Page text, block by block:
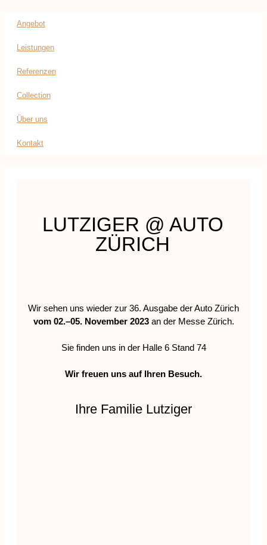
Angebot
Leistungen
Referenzen
Collection
Über uns
Kontakt
LUTZIGER @ AUTO
ZÜRICH
Wir sehen uns wieder zur 36. Ausgabe der Auto Zürich
vom 02.–05. November 2023 an der Messe Zürich.
Sie finden uns in der Halle 6 Stand 74
Wir freuen uns auf Ihren Besuch.
Ihre Familie Lutziger